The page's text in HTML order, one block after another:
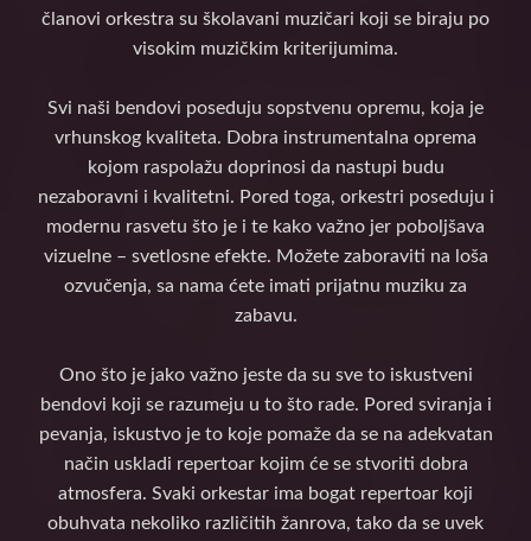
članovi orkestra su školavani muzičari koji se biraju po
visokim muzičkim kriterijumima.
Svi naši bendovi poseduju sopstvenu opremu, koja je
vrhunskog kvaliteta. Dobra instrumentalna oprema
kojom raspolažu doprinosi da nastupi budu
nezaboravni i kvalitetni. Pored toga, orkestri poseduju i
modernu rasvetu što je i te kako važno jer poboljšava
vizuelne – svetlosne efekte. Možete zaboraviti na loša
ozvučenja, sa nama ćete imati prijatnu muziku za
zabavu.
Ono što je jako važno jeste da su sve to iskustveni
bendovi koji se razumeju u to što rade. Pored sviranja i
pevanja, iskustvo je to koje pomaže da se na adekvatan
način uskladi repertoar kojim će se stvoriti dobra
atmosfera. Svaki orkestar ima bogat repertoar koji
obuhvata nekoliko različitih žanrova, tako da se uvek